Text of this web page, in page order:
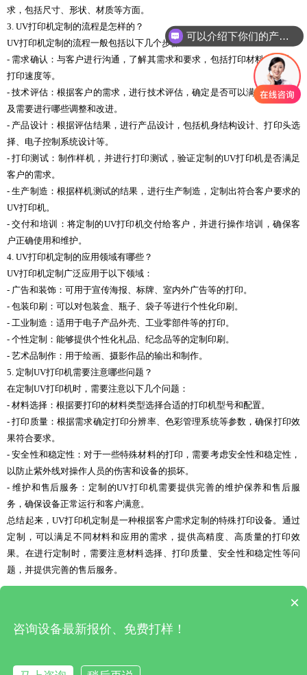
求，包括尺寸、形状、材质等方面。
3. UV打印机定制的流程是怎样的？
UV打印机定制的流程一般包括以下几个步骤：
- 需求确认：与客户进行沟通，了解其需求和要求，包括打印材料、尺寸、
打印速度等。
- 技术评估：根据客户的需求，进行技术评估，确定是否可以满足要求，以
及需要进行哪些调整和改进。
- 产品设计：根据评估结果，进行产品设计，包括机身结构设计、打印头选
择、电子控制系统设计等。
- 打印测试：制作样机，并进行打印测试，验证定制的UV打印机是否满足
客户的需求。
- 生产制造：根据样机测试的结果，进行生产制造，定制出符合客户要求的
UV打印机。
- 交付和培训：将定制的UV打印机交付给客户，并进行操作培训，确保客
户正确使用和维护。
4. UV打印机定制的应用领域有哪些？
UV打印机定制广泛应用于以下领域：
- 广告和装饰：可用于宣传海报、标牌、室内外广告等的打印。
- 包装印刷：可以对包装盒、瓶子、袋子等进行个性化印刷。
- 工业制造：适用于电子产品外壳、工业零部件等的打印。
- 个性定制：能够提供个性化礼品、纪念品等的定制印刷。
- 艺术品制作：用于绘画、摄影作品的输出和制作。
5. 定制UV打印机需要注意哪些问题？
在定制UV打印机时，需要注意以下几个问题：
- 材料选择：根据要打印的材料类型选择合适的打印机型号和配置。
- 打印质量：根据需求确定打印分辨率、色彩管理系统等参数，确保打印效
果符合要求。
- 安全性和稳定性：对于一些特殊材料的打印，需要考虑安全性和稳定性，
以防止紫外线对操作人员的伤害和设备的损坏。
- 维护和售后服务：定制的UV打印机需要提供完善的维护保养和售后服
务，确保设备正常运行和客户满意。
总结起来，UV打印机定制是一种根据客户需求定制的特殊打印设备。通过
定制，可以满足不同材料和应用的需求，提供高精度、高质量的打印效
果。在进行定制时，需要注意材料选择、打印质量、安全性和稳定性等问
题，并提供完善的售后服务。
可以介绍下你们的产品么
×
咨询设备最新报价、免费打样！